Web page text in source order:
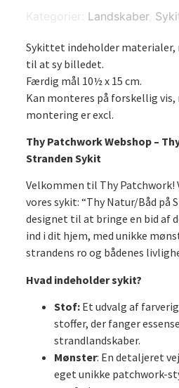
sykit
antal
Kategorier: Landskaber,
Sykittet indeholder materialer,
til at sy billedet.
Færdig mål 10½ x 15 cm.
Kan monteres på forskellig
montering er excl.
Thy Patchwork Webshop –
Stranden Sykit
Velkommen til Thy
vores sykit: “Thy Natur/Båd på
designet til at bringe en bid af
ind i dit hjem, med unikke
strandens ro og bådenes
Hvad indeholder sykit?
Stof: Et udvalg af
stoffer, der fanger
strandlandskaber.
Mønster: En detaljeret
eget unikke patchwork-